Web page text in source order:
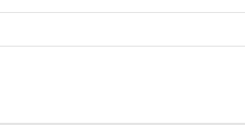
ي
د